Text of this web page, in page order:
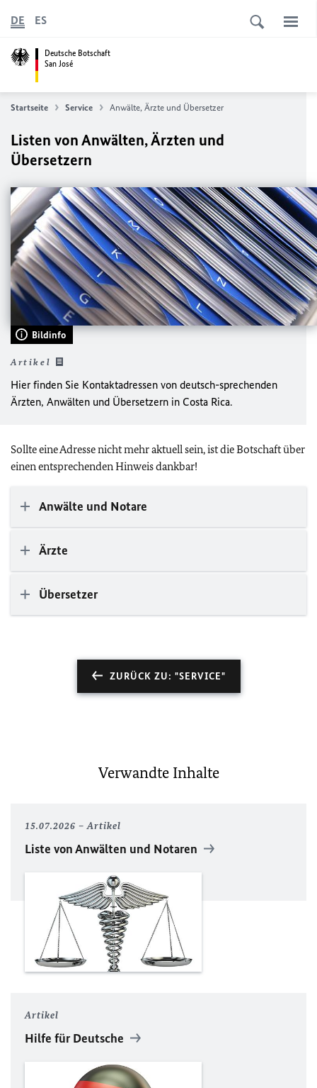
Deutsche Botschaft
San José
DE ES
Startseite Service Anwälte, Ärzte und Übersetzer
Listen von Anwälten, Ärzten und
Übersetzern
Bildinfo
Artikel
Hier finden Sie Kontaktadressen von deutsch-sprechenden
Ärzten, Anwälten und Übersetzern in Costa Rica.
Sollte eine Adresse nicht mehr aktuell sein, ist die Botschaft über
einen entsprechenden Hinweis dankbar!
Anwälte und Notare
Ärzte
Übersetzer
ZURÜCK ZU: "SERVICE"
Verwandte Inhalte
15.07.2026 Artikel
Liste von Anwälten und Notaren
Artikel
Hilfe für Deutsche